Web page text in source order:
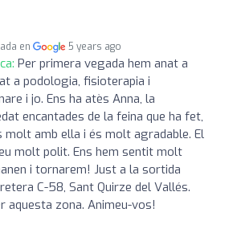
en 5 years ago
Per primera vegada hem anat a
a podologia, fisioterapia i
i jo. Ens ha atès Anna, la
encantades de la feina que ha fet,
molt amb ella i és molt agradable. El
molt polit. Ens hem sentit molt
i tornarem! Just a la sortida
C-58, Sant Quirze del Vallés.
aquesta zona. Animeu-vos!